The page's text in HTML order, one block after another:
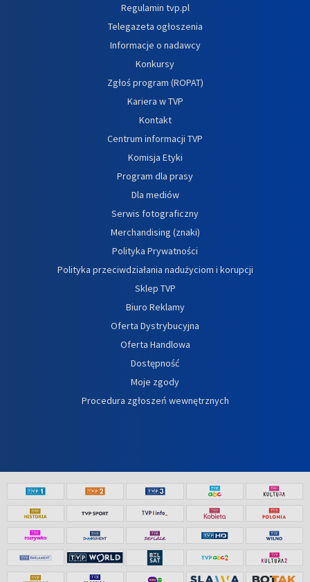
Regulamin tvp.pl
Telegazeta ogłoszenia
Informacje o nadawcy
Konkursy
Zgłoś program (ROPAT)
Kariera w TVP
Kontakt
Centrum informacji TVP
Komisja Etyki
Program dla prasy
Dla mediów
Serwis fotograficzny
Merchandising (znaki)
Polityka Prywatności
Polityka przeciwdziałania nadużyciom i korupcji
Sklep TVP
Biuro Reklamy
Oferta Dystrybucyjna
Oferta Handlowa
Dostępność
Moje zgody
Procedura zgłoszeń wewnętrznych